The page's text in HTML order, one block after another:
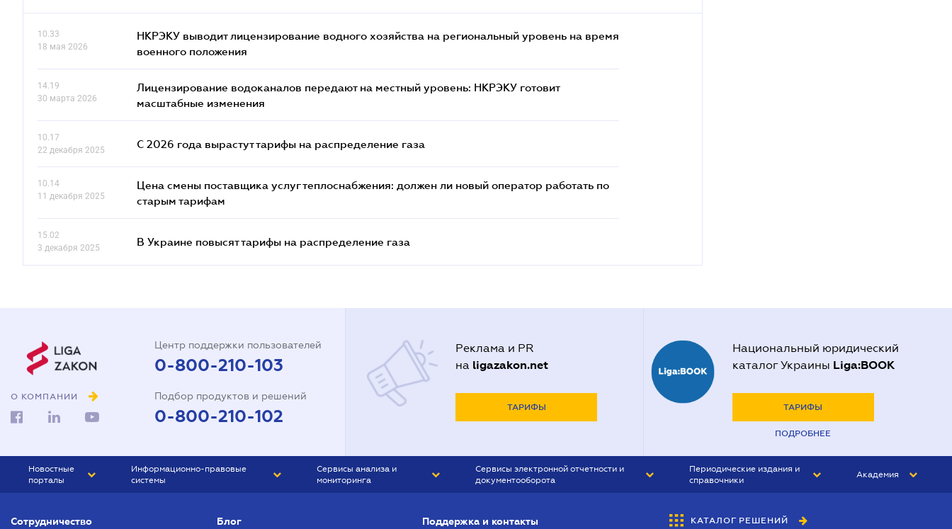
10.33
18 мая 2026
НКРЭКУ выводит лицензирование водного хозяйства на региональный уровень на время
военного положения
14.19
30 марта 2026
Лицензирование водоканалов передают на местный уровень: НКРЭКУ готовит
масштабные изменения
10.17
22 декабря 2025
С 2026 года вырастут тарифы на распределение газа
10.14
11 декабря 2025
Цена смены поставщика услуг теплоснабжения: должен ли новый оператор работать по
старым тарифам
15.02
3 декабря 2025
В Украине повысят тарифы на распределение газа
О КОМПАНИИ
Центр поддержки пользователей
0-800-210-103
Подбор продуктов и решений
0-800-210-102
Реклама и PR
на ligazakon.net
ТАРИФЫ
Национальный юридический
каталог Украины Liga:BOOK
ТАРИФЫ
ПОДРОБНЕЕ
Новостные
порталы
БИЗНЕС
Информационно-правовые
системы
Сервисы анализа и
мониторинга
Сервисы электронной отчетности и
документооборота
Периодические издания и
справочники
БУХГАЛТЕР&ЗАКОН
Академия
Сотрудничество Блог Поддержка и контакты КАТАЛОГ РЕШЕНИЙ